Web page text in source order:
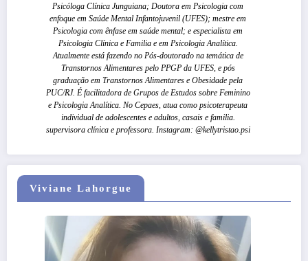
Psicóloga Clínica Junguiana; Doutora em Psicologia com
enfoque em Saúde Mental Infantojuvenil (UFES); mestre em
Psicologia com ênfase em saúde mental; e especialista em
Psicologia Clínica e Familia e em Psicologia Analítica.
Atualmente está fazendo no Pós-doutorado na temática de
Transtornos Alimentares pelo PPGP da UFES, e pós
graduação em Transtornos Alimentares e Obesidade pela
PUC/RJ. É facilitadora de Grupos de Estudos sobre Feminino
e Psicologia Analítica. No Cepaes, atua como psicoterapeuta
individual de adolescentes e adultos, casais e familia.
supervisora clínica e professora. Instagram: @kellytristao.psi
Viviane Lahorgue